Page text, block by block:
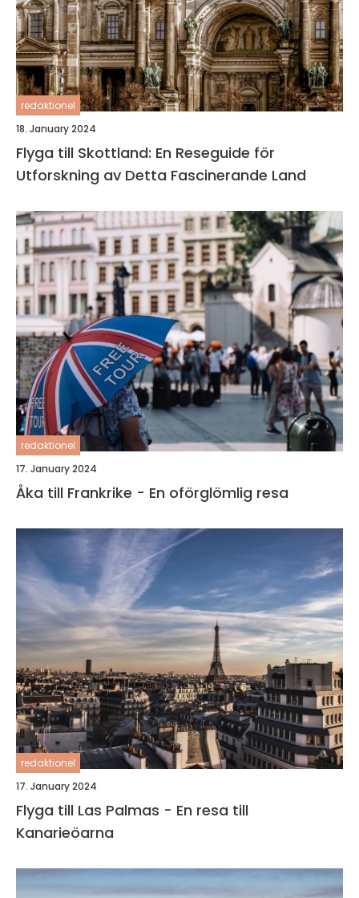
redaktionel
18. January 2024
Flyga till Skottland: En Reseguide för
Utforskning av Detta Fascinerande Land
redaktionel
17. January 2024
Åka till Frankrike - En oförglömlig resa
redaktionel
17. January 2024
Flyga till Las Palmas - En resa till
Kanarieöarna